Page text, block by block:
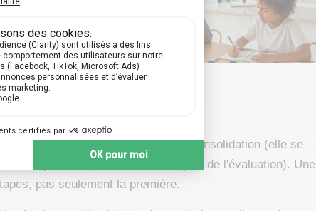
offert
d'un élève ?
entre), le stockage, la consolidation (elle se
récupération (on la retrouve le jour de l'évaluation). Une
pas seulement la première.